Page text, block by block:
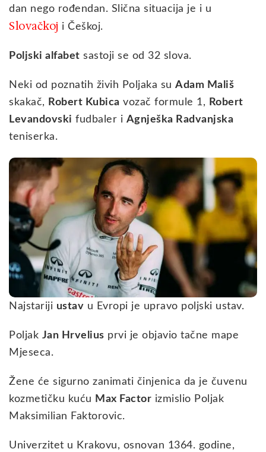
dan nego rođendan. Slična situacija je i u
Slovačkoj i Češkoj.
Poljski alfabet sastoji se od 32 slova.
Neki od poznatih živih Poljaka su Adam Mališ
skakač, Robert Kubica vozač formule 1, Robert
Levandovski fudbaler i Agnješka Radvanjska
teniserka.
Najstariji ustav u Evropi je upravo poljski ustav.
Poljak Jan Hrvelius prvi je objavio tačne mape
Mjeseca.
Žene će sigurno zanimati činjenica da je čuvenu
kozmetičku kuću Max Factor izmislio Poljak
Maksimilian Faktorovic.
Univerzitet u Krakovu, osnovan 1364. godine,